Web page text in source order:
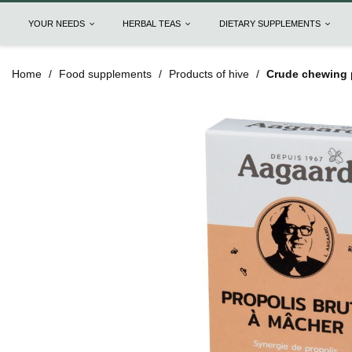
YOUR NEEDS HERBAL TEAS DIETARY SUPPLEMENTS
Home Food supplements Products of hive Crude chewing